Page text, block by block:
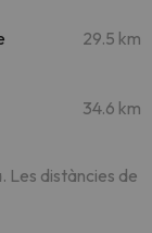
29.5 km
34.6 km
Les distàncies de